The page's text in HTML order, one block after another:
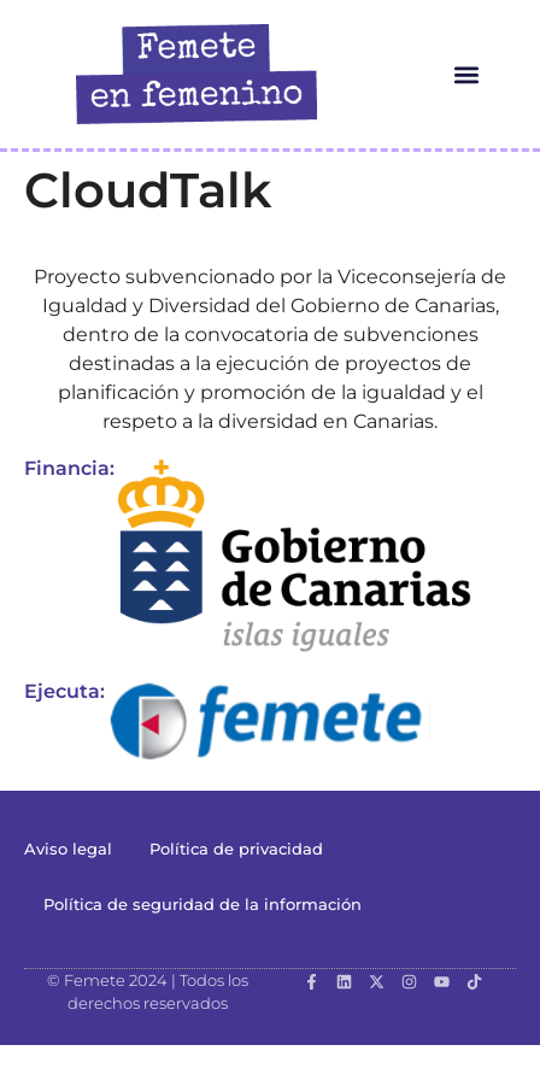
CloudTalk
Proyecto subvencionado por la Viceconsejería de
Igualdad y Diversidad del Gobierno de Canarias,
dentro de la convocatoria de subvenciones
destinadas a la ejecución de proyectos de
planificación y promoción de la igualdad y el
respeto a la diversidad en Canarias.
Financia:
Ejecuta:
Aviso legal Política de privacidad
Política de seguridad de la información
© Femete 2024 | Todos los
derechos reservados